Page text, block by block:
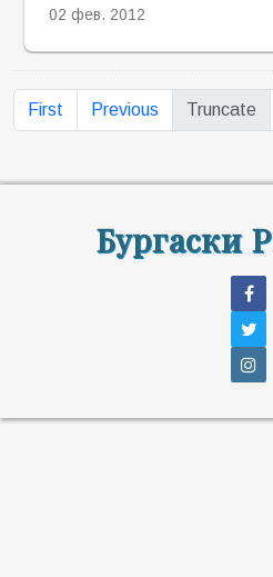
02 фев. 2012
First Previous Truncate
Бургаски